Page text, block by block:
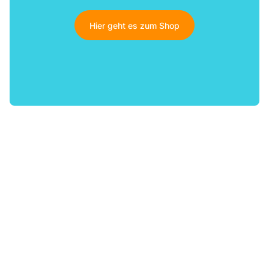
Hier geht es zum Shop